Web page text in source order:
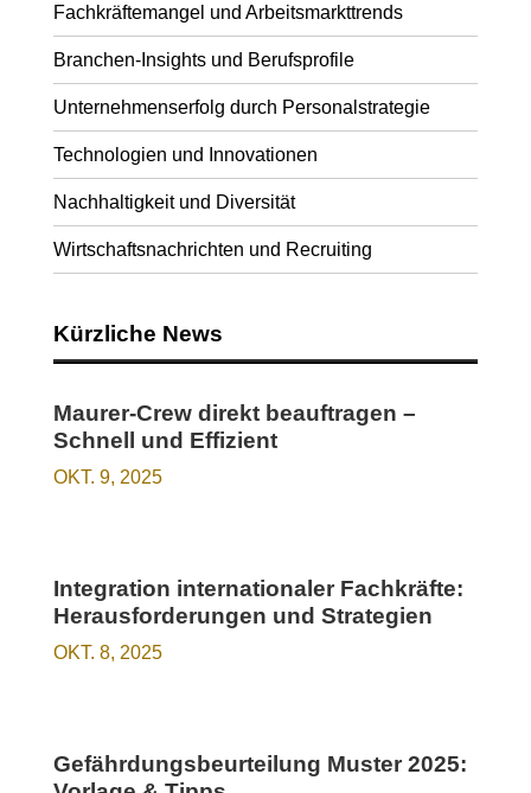
Fachkräftemangel und Arbeitsmarkttrends
Branchen-Insights und Berufsprofile
Unternehmenserfolg durch Personalstrategie
Technologien und Innovationen
Nachhaltigkeit und Diversität
Wirtschaftsnachrichten und Recruiting
Kürzliche News
Maurer-Crew direkt beauftragen –
Schnell und Effizient
OKT. 9, 2025
Integration internationaler Fachkräfte:
Herausforderungen und Strategien
OKT. 8, 2025
Gefährdungsbeurteilung Muster 2025: